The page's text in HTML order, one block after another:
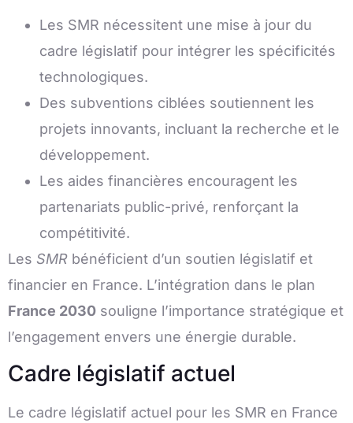
Les SMR nécessitent une mise à jour du
cadre législatif pour intégrer les spécificités
technologiques.
Des subventions ciblées soutiennent les
projets innovants, incluant la recherche et le
développement.
Les aides financières encouragent les
partenariats public-privé, renforçant la
compétitivité.
Les SMR bénéficient d’un soutien législatif et
financier en France. L’intégration dans le plan
France 2030 souligne l’importance stratégique et
l’engagement envers une énergie durable.
Cadre législatif actuel
Le cadre législatif actuel pour les SMR en France